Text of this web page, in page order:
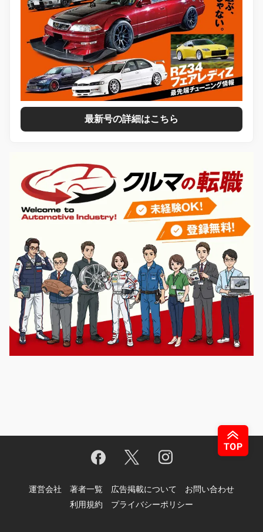
最新号の詳細はこちら
運営会社 著者一覧 広告掲載について
お問い合わせ
利用規約
プライバシーポリシー